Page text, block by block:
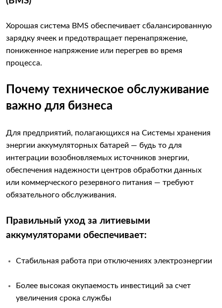
Хорошая система BMS обеспечивает сбалансированную
зарядку ячеек и предотвращает перенапряжение,
пониженное напряжение или перегрев во время
процесса.
Почему техническое обслуживание
важно для бизнеса
Для предприятий, полагающихся на Системы хранения
энергии аккумуляторных батарей — будь то для
интеграции возобновляемых источников энергии,
обеспечения надежности центров обработки данных
или коммерческого резервного питания — требуют
обязательного обслуживания.
Правильный уход за литиевыми
аккумуляторами обеспечивает:
Стабильная работа при отключениях электроэнергии
Более высокая окупаемость инвестиций за счет
увеличения срока службы